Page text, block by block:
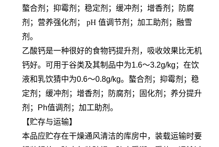
螯合剂；抑霉剂；稳定剂；缓冲剂；增香剂；防腐
剂；营养强化剂； pH 值调节剂；加工助剂；融雪
剂。
乙酸钙是一种很好的食物钙提升剂，吸收效果比无机
钙好。可用于谷类及其制品中为1.6～3.2g/kg；在饮
液和乳饮猜中为0.6～0.8g/kg。螯合剂；抑霉剂；稳
定剂；缓冲剂；增香剂；防腐剂；固化剂；养分提升
剂；Ph值调剂；加工助剂。
【贮存与运输】
本品应贮存在干燥通风清洁的库房中，装载运输时要